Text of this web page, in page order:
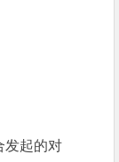
发起的对